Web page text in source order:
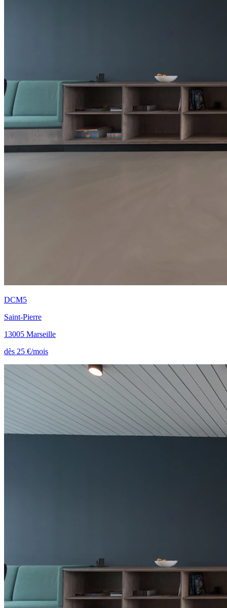
DCM5
Saint-Pierre
13005 Marseille
dès 25 €/mois